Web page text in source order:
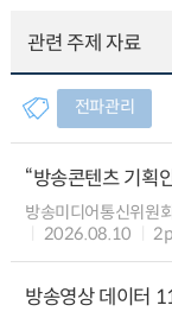
관련 주제 자료
전파관리
“방송콘텐츠 기획
방송미디어통신위원
2026.08.10
2p
방송영상 데이터